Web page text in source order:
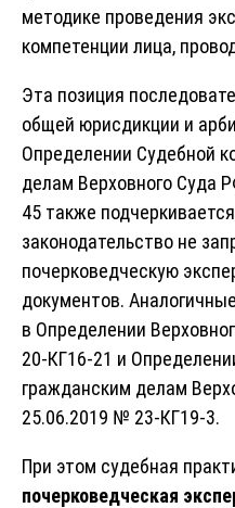
методике проведения
компетенции лица,
Эта позиция
общей юрисдикции и
Определении Судебной
делам Верховного Суда
45 также
законодательство не
почерковедческую
документов.
в Определении
20-КГ16-21 и
гражданским делам
25.06.2019 № 23-КГ19-3.
При этом судебная
почерковедческая